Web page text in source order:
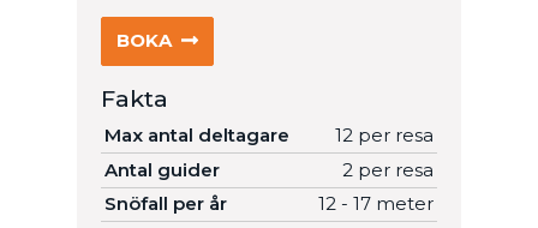
BOKA
Fakta
Max antal deltagare
12 per resa
Antal guider
2 per resa
Snöfall per år
12 - 17 meter